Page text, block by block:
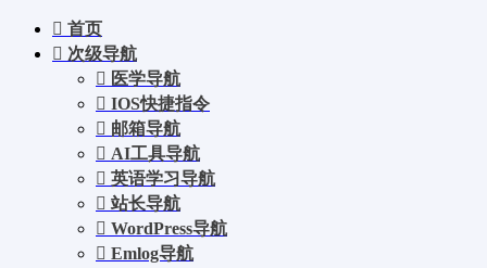
首页
次级导航
医学导航
IOS快捷指令
邮箱导航
AI工具导航
英语学习导航
站长导航
WordPress导航
Emlog导航